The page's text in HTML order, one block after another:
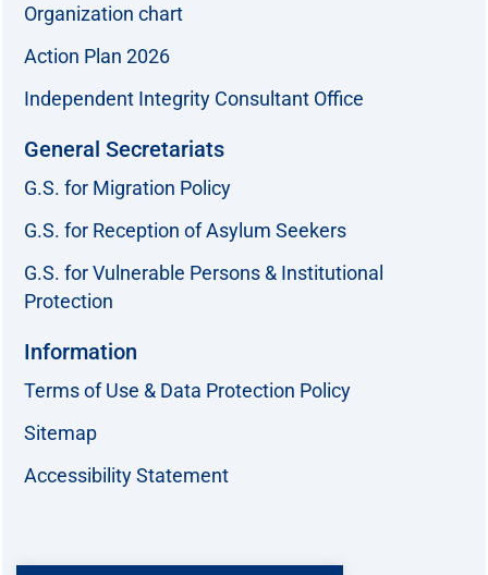
Organization chart
Action Plan 2026
Independent Integrity Consultant Office
General Secretariats
G.S. for Migration Policy
G.S. for Reception of Asylum Seekers
G.S. for Vulnerable Persons & Institutional
Protection
Information
Terms of Use & Data Protection Policy
Sitemap
Accessibility Statement